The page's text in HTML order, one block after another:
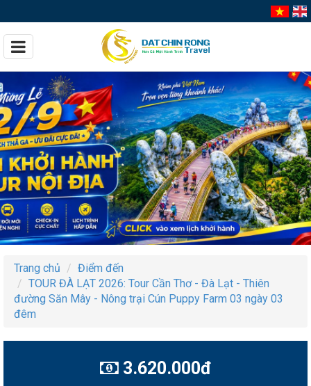
Trang chủ
Điểm đến
TOUR ĐÀ LẠT 2026: Tour Cần Thơ - Đà Lạt - Thiên
đường Săn Mây - Nông trại Cún Puppy Farm 03 ngày 03
đêm
3.620.000đ